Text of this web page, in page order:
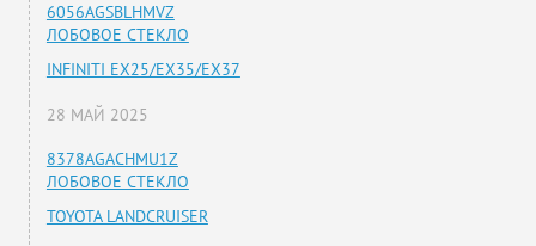
6056AGSBLHMVZ
ЛОБОВОЕ СТЕКЛО
INFINITI EX25/EX35/EX37
28 МАЙ 2025
8378AGACHMU1Z
ЛОБОВОЕ СТЕКЛО
TOYOTA LANDCRUISER